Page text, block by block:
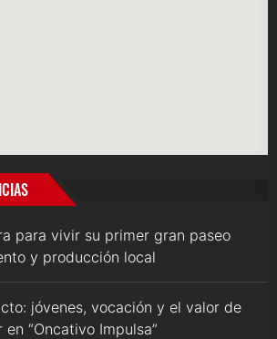
para vivir su primer gran paseo
y producción local
jóvenes, vocación y el valor de
“Oncativo Impulsa”